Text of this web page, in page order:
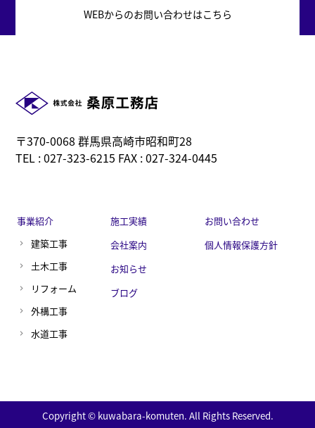
WEBからのお問い合わせはこちら
〒370-0068 群馬県高崎市昭和町28
TEL : 027-323-6215 FAX : 027-324-0445
事業紹介
建築工事
土木工事
リフォーム
外構工事
水道工事
施工実績
会社案内
お知らせ
ブログ
お問い合わせ
個人情報保護方針
Copyright © kuwabara-komuten. All Rights Reserved.